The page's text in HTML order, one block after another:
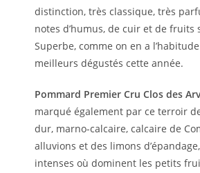
distinction, très classique, très
notes d’humus, de cuir et de fruits
Superbe, comme on en a l’habitude
meilleurs dégustés cette année.
Pommard Premier Cru Clos des
marqué également par ce terroir
dur, marno-calcaire, calcaire de
alluvions et des limons
intenses où dominent les petits